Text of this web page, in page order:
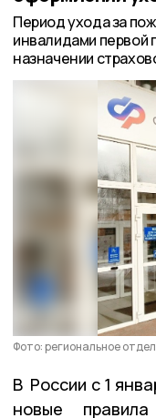
Период ухода за
инвалидами первой
назначении
Фото: региональное
В России с 1
новые